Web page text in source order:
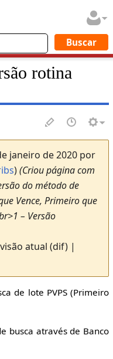
rotina
janeiro de 2020 por
)(Criou página com
do método de
Vence, Primeiro que
– Versão
atual (dif) |
de lote PVPS (Primeiro
busca através de Banco